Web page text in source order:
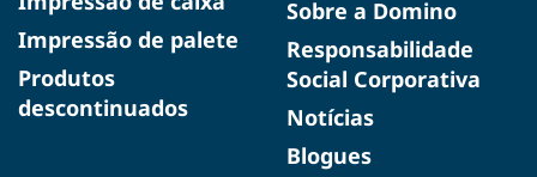
Impressão de palete
Produtos
descontinuados
Sobre a Domino
Responsabilidade
Social Corporativa
Notícias
Blogues